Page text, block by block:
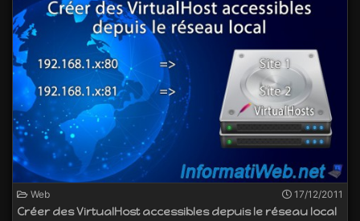
Web 17/12/2011
Créer des VirtualHost accessibles depuis le réseau local